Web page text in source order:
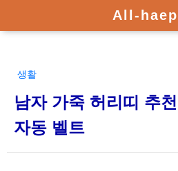
All-
생활
남자 가죽 허리띠 추
자동 벨트